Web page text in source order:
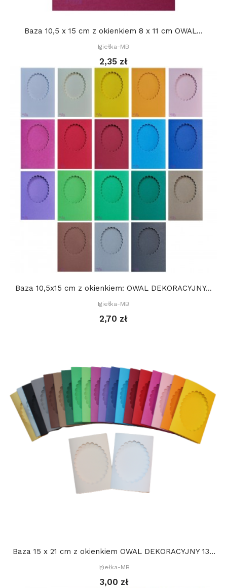
Baza 10,5 x 15 cm z okienkiem 8 x 11 cm OWAL...
Igiełka-MB
2,35 zł
Baza 10,5x15 cm z okienkiem: OWAL DEKORACYJNY...
Igiełka-MB
2,70 zł
Baza 15 x 21 cm z okienkiem OWAL DEKORACYJNY 13...
Igiełka-MB
3,00 zł